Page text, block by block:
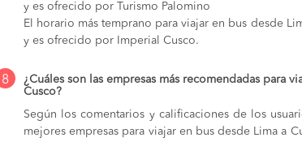
y es ofrecido por Turismo Palomino
El horario más temprano para viajar en bus desde
y es ofrecido por Imperial Cusco.
8
¿Cuáles son las empresas más recomendadas para
Cusco?
Según los comentarios y calificaciones de los
mejores empresas para viajar en bus desde Lima a